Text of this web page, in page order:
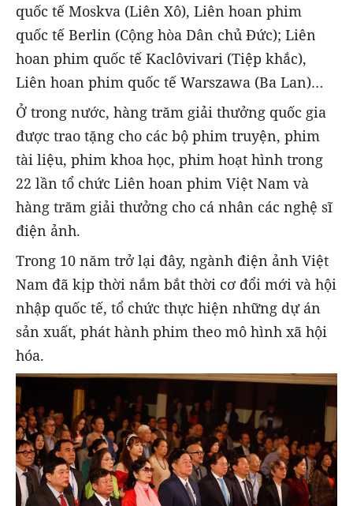
quốc tế Moskva (Liên Xô), Liên hoan phim
quốc tế Berlin (Cộng hòa Dân chủ Đức); Liên
hoan phim quốc tế Kaclôvivari (Tiệp khắc),
Liên hoan phim quốc tế Warszawa (Ba Lan)…
Ở trong nước, hàng trăm giải thưởng quốc gia
được trao tặng cho các bộ phim truyện, phim
tài liệu, phim khoa học, phim hoạt hình trong
22 lần tổ chức Liên hoan phim Việt Nam và
hàng trăm giải thưởng cho cá nhân các nghệ sĩ
điện ảnh.
Trong 10 năm trở lại đây, ngành điện ảnh Việt
Nam đã kịp thời nắm bắt thời cơ đổi mới và hội
nhập quốc tế, tổ chức thực hiện những dự án
sản xuất, phát hành phim theo mô hình xã hội
hóa.